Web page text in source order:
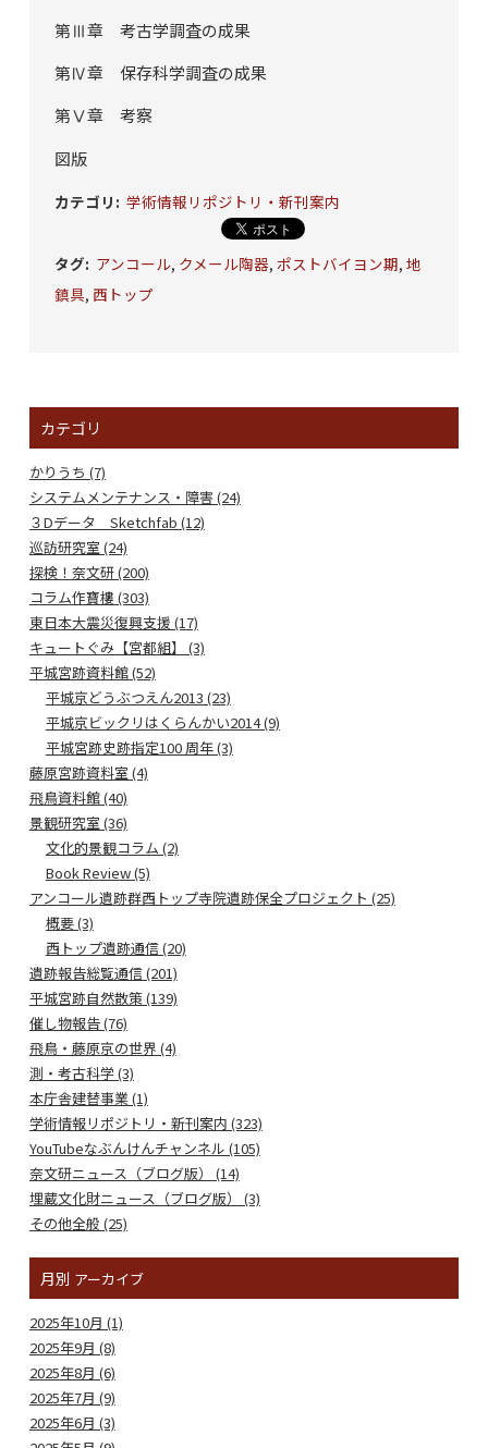
第Ⅲ章 考古学調査の成果
第Ⅳ章 保存科学調査の成果
第Ⅴ章 考察
図版
カテゴリ : 学術情報リポジトリ・新刊案内
タグ: アンコール, クメール陶器, ポストバイヨン期, 地
鎮具, 西トップ
カテゴリ
かりうち (7)
システムメンテナンス・障害 (24)
３Dデータ Sketchfab (12)
巡訪研究室 (24)
探検！奈文研 (200)
コラム作寶樓 (303)
東日本大震災復興支援 (17)
キュートぐみ【宮都組】 (3)
平城宮跡資料館 (52)
平城京どうぶつえん2013 (23)
平城京ビックリはくらんかい2014 (9)
平城宮跡史跡指定100 周年 (3)
藤原宮跡資料室 (4)
飛鳥資料館 (40)
景観研究室 (36)
文化的景観コラム (2)
Book Review (5)
アンコール遺跡群西トップ寺院遺跡保全プロジェクト (25)
概要 (3)
西トップ遺跡通信 (20)
遺跡報告総覧通信 (201)
平城宮跡自然散策 (139)
催し物報告 (76)
飛鳥・藤原京の世界 (4)
測・考古科学 (3)
本庁舎建替事業 (1)
学術情報リポジトリ・新刊案内 (323)
YouTubeなぶんけんチャンネル (105)
奈文研ニュース（ブログ版） (14)
埋蔵文化財ニュース（ブログ版） (3)
その他全般 (25)
月別 アーカイブ
2025年10月 (1)
2025年9月 (8)
2025年8月 (6)
2025年7月 (9)
2025年6月 (3)